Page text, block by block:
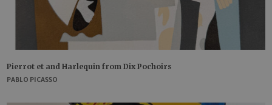
Pierrot et and Harlequin from Dix Pochoirs
PABLO PICASSO